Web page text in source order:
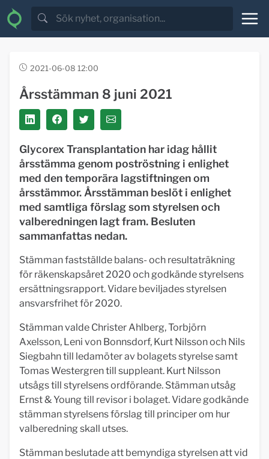
2021-06-08 12:00
Årsstämman 8 juni 2021
Glycorex Transplantation har idag hållit
årsstämma genom poströstning i enlighet
med den temporära lagstiftningen om
årsstämmor. Årsstämman beslöt i enlighet
med samtliga förslag som styrelsen och
valberedningen lagt fram. Besluten
sammanfattas nedan.
Stämman fastställde balans- och resultaträkning
för räkenskapsåret 2020 och godkände styrelsens
ersättningsrapport. Vidare beviljades styrelsen
ansvarsfrihet för 2020.
Stämman valde Christer Ahlberg, Torbjörn
Axelsson, Leni von Bonnsdorf, Kurt Nilsson och Nils
Siegbahn till ledamöter av bolagets styrelse samt
Tomas Westergren till suppleant. Kurt Nilsson
utsågs till styrelsens ordförande. Stämman utsåg
Ernst & Young till revisor i bolaget. Vidare godkände
stämman styrelsens förslag till principer om hur
valberedning skall utses.
Stämman beslutade att bemyndiga styrelsen att vid